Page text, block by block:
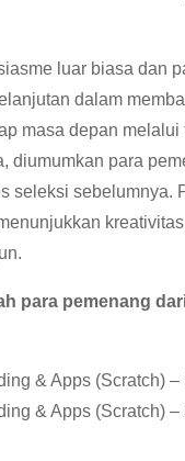
luar biasa dan
dalam
masa depan melalui
diumumkan para
seleksi sebelumnya.
para pemenang
& Apps (Scratch)
& Apps (Scratch)